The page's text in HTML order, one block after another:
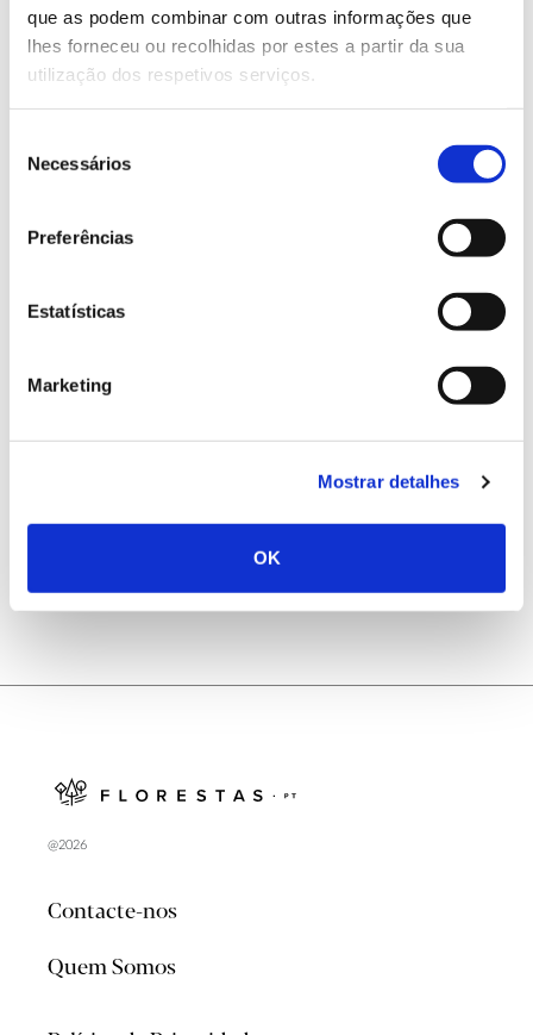
que as podem combinar com outras informações que
lhes forneceu ou recolhidas por estes a partir da sua
utilização dos respetivos serviços.
Necessários
Preferências
Estatísticas
Marketing
Mostrar detalhes
OK
13.07.2026
Genoma do priolo e de outras espécies em risco:
conhecer para conservar
Registar galhas de Trichi em acácia-das-espigas:
@2026
Contacte-nos
Quem Somos